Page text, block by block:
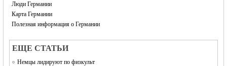
Люди Германии
Карта Германии
Полезная информация о Германии
EЩЕ СТАТЬИ
Немцы лидируют по физкульт